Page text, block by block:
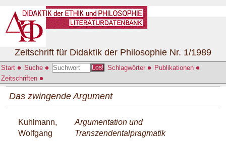
Start Suche Los! Schlagwörter
Publikationen
Zeitschriften
Zeitschrift für Didaktik der Philosophie Nr. 1/1989
Das zwingende Argument
Kuhlmann,
Wolfgang
Argumentation und
Transzendentalpragmatik